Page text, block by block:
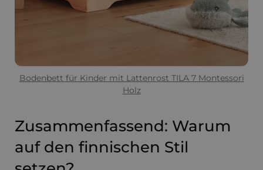
Bodenbett für Kinder mit Lattenrost TILA 7 Montessori
Holz
Zusammenfassend: Warum
auf den finnischen Stil